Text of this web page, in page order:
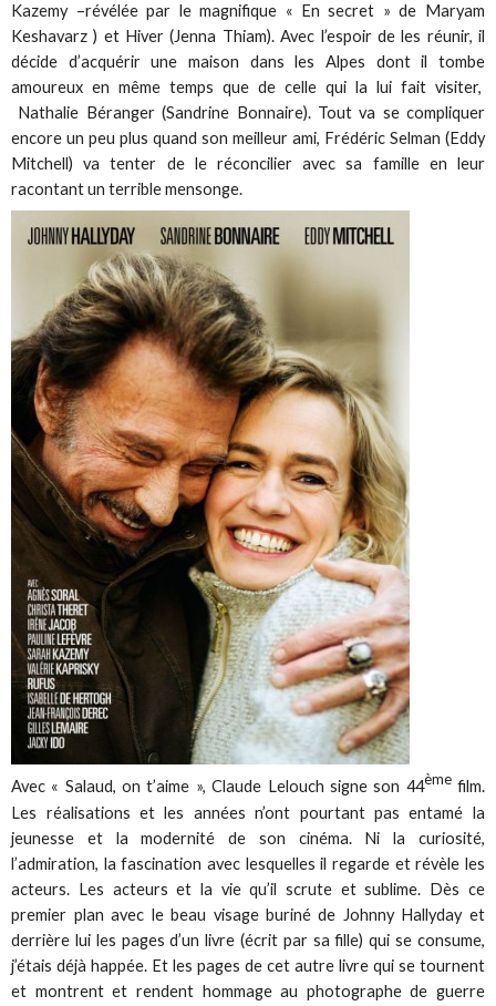
Kazemy –révélée par le magnifique « En secret » de Maryam
Keshavarz ) et Hiver (Jenna Thiam). Avec l’espoir de les réunir, il
décide d’acquérir une maison dans les Alpes dont il tombe
amoureux en même temps que de celle qui la lui fait visiter,
Nathalie Béranger (Sandrine Bonnaire). Tout va se compliquer
encore un peu plus quand son meilleur ami, Frédéric Selman (Eddy
Mitchell) va tenter de le réconcilier avec sa famille en leur
racontant un terrible mensonge.
Avec « Salaud, on t’aime », Claude Lelouch signe son 44èmefilm.
Les réalisations et les années n’ont pourtant pas entamé la
jeunesse et la modernité de son cinéma. Ni la curiosité,
l’admiration, la fascination avec lesquelles il regarde et révèle les
acteurs. Les acteurs et la vie qu’il scrute et sublime. Dès ce
premier plan avec le beau visage buriné de Johnny Hallyday et
derrière lui les pages d’un livre (écrit par sa fille) qui se consume,
j’étais déjà happée. Et les pages de cet autre livre qui se tournent
et montrent et rendent hommage au photographe de guerre